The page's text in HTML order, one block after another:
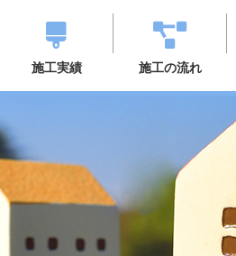
施工実績 施工の流れ